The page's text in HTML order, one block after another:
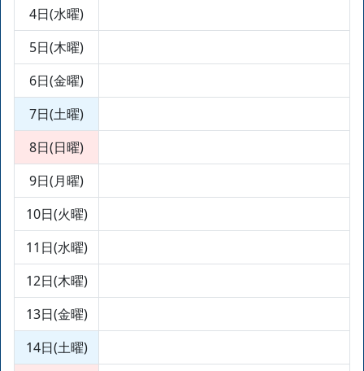
4日(水曜)
5日(木曜)
6日(金曜)
7日(土曜)
8日(日曜)
9日(月曜)
10日(火曜)
11日(水曜)
12日(木曜)
13日(金曜)
14日(土曜)